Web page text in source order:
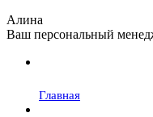
Алина
Ваш персональный
Главная